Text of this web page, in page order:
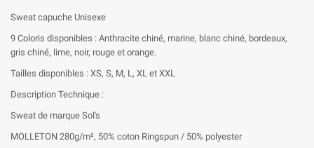
Sweat capuche Unisexe
9 Coloris disponibles : Anthracite chiné, marine, blanc chiné, bordeaux,
gris chiné, lime, noir, rouge et orange.
Tailles disponibles : XS, S, M, L, XL et XXL
Description Technique :
Sweat de marque Sol's
MOLLETON 280g/m², 50% coton Ringspun / 50% polyester